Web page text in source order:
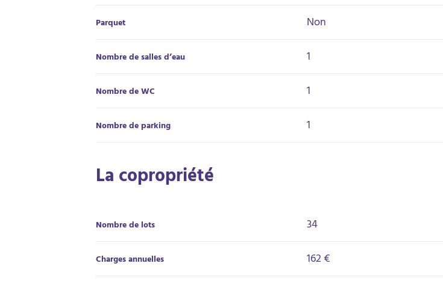
Parquet Non
Nombre de salles d’eau 1
Nombre de WC 1
Nombre de parking 1
La copropriété
Nombre de lots 34
Charges annuelles 162 €